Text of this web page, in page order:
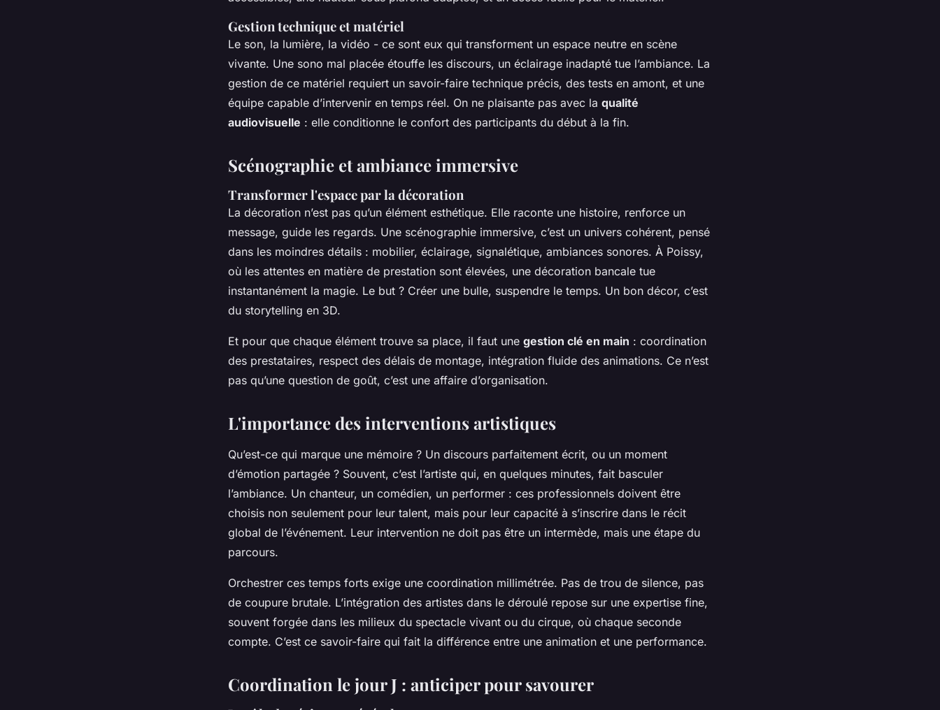
Gestion technique et matériel
Le son, la lumière, la vidéo - ce sont eux qui transforment un espace neutre en scène
vivante. Une sono mal placée étouffe les discours, un éclairage inadapté tue l’ambiance. La
gestion de ce matériel requiert un savoir-faire technique précis, des tests en amont, et une
équipe capable d’intervenir en temps réel. On ne plaisante pas avec la qualité
audiovisuelle : elle conditionne le confort des participants du début à la fin.
Scénographie et ambiance immersive
Transformer l'espace par la décoration
La décoration n’est pas qu’un élément esthétique. Elle raconte une histoire, renforce un
message, guide les regards. Une scénographie immersive, c’est un univers cohérent, pensé
dans les moindres détails : mobilier, éclairage, signalétique, ambiances sonores. À Poissy,
où les attentes en matière de prestation sont élevées, une décoration bancale tue
instantanément la magie. Le but ? Créer une bulle, suspendre le temps. Un bon décor, c’est
du storytelling en 3D.
Et pour que chaque élément trouve sa place, il faut une gestion clé en main : coordination
des prestataires, respect des délais de montage, intégration fluide des animations. Ce n’est
pas qu’une question de goût, c’est une affaire d’organisation.
L'importance des interventions artistiques
Qu’est-ce qui marque une mémoire ? Un discours parfaitement écrit, ou un moment
d’émotion partagée ? Souvent, c’est l’artiste qui, en quelques minutes, fait basculer
l’ambiance. Un chanteur, un comédien, un performer : ces professionnels doivent être
choisis non seulement pour leur talent, mais pour leur capacité à s’inscrire dans le récit
global de l’événement. Leur intervention ne doit pas être un intermède, mais une étape du
parcours.
Orchestrer ces temps forts exige une coordination millimétrée. Pas de trou de silence, pas
de coupure brutale. L’intégration des artistes dans le déroulé repose sur une expertise fine,
souvent forgée dans les milieux du spectacle vivant ou du cirque, où chaque seconde
compte. C’est ce savoir-faire qui fait la différence entre une animation et une performance.
Coordination le jour J : anticiper pour savourer